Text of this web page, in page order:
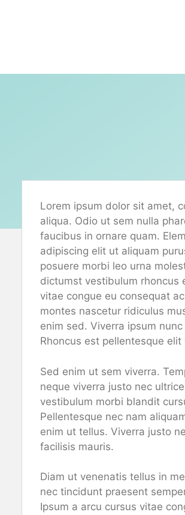
Lorem ipsum dolor sit amet,
aliqua. Odio ut sem nulla
faucibus in ornare quam.
adipiscing elit ut aliquam
posuere morbi leo urna
dictumst vestibulum rhoncus
vitae congue eu consequat
montes nascetur ridiculus
enim sed. Viverra ipsum
Rhoncus est pellentesque
Sed enim ut sem viverra.
neque viverra justo nec
vestibulum morbi blandit
Pellentesque nec nam
enim ut tellus. Viverra justo
facilisis mauris.
Diam ut venenatis tellus in
nec tincidunt praesent
Ipsum a arcu cursus vitae